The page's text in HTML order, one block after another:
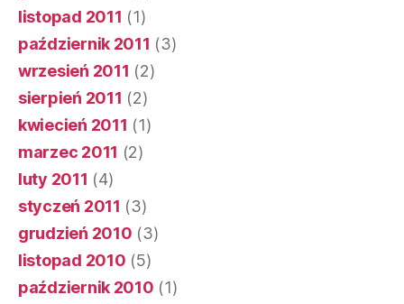
listopad 2011 (1)
październik 2011 (3)
wrzesień 2011 (2)
sierpień 2011 (2)
kwiecień 2011 (1)
marzec 2011 (2)
luty 2011 (4)
styczeń 2011 (3)
grudzień 2010 (3)
listopad 2010 (5)
październik 2010 (1)